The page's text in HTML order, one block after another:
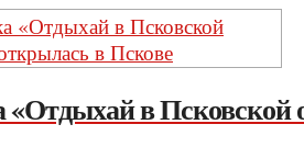
в Псковской